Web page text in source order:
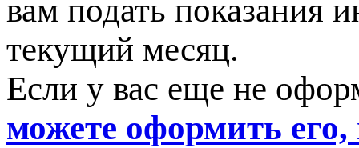
вам подать показания
текущий месяц.
Если у вас еще не
можете оформить